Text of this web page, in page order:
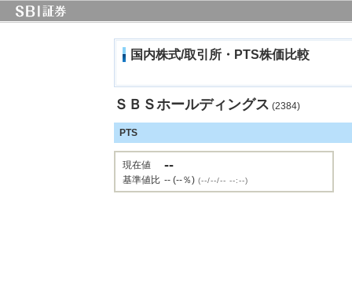
国内株式/取引所・PTS株価比較
ＳＢＳホールディングス (2384)
PTS
現在値 --
基準値比 -- (--％) (--/--/-- --:--)